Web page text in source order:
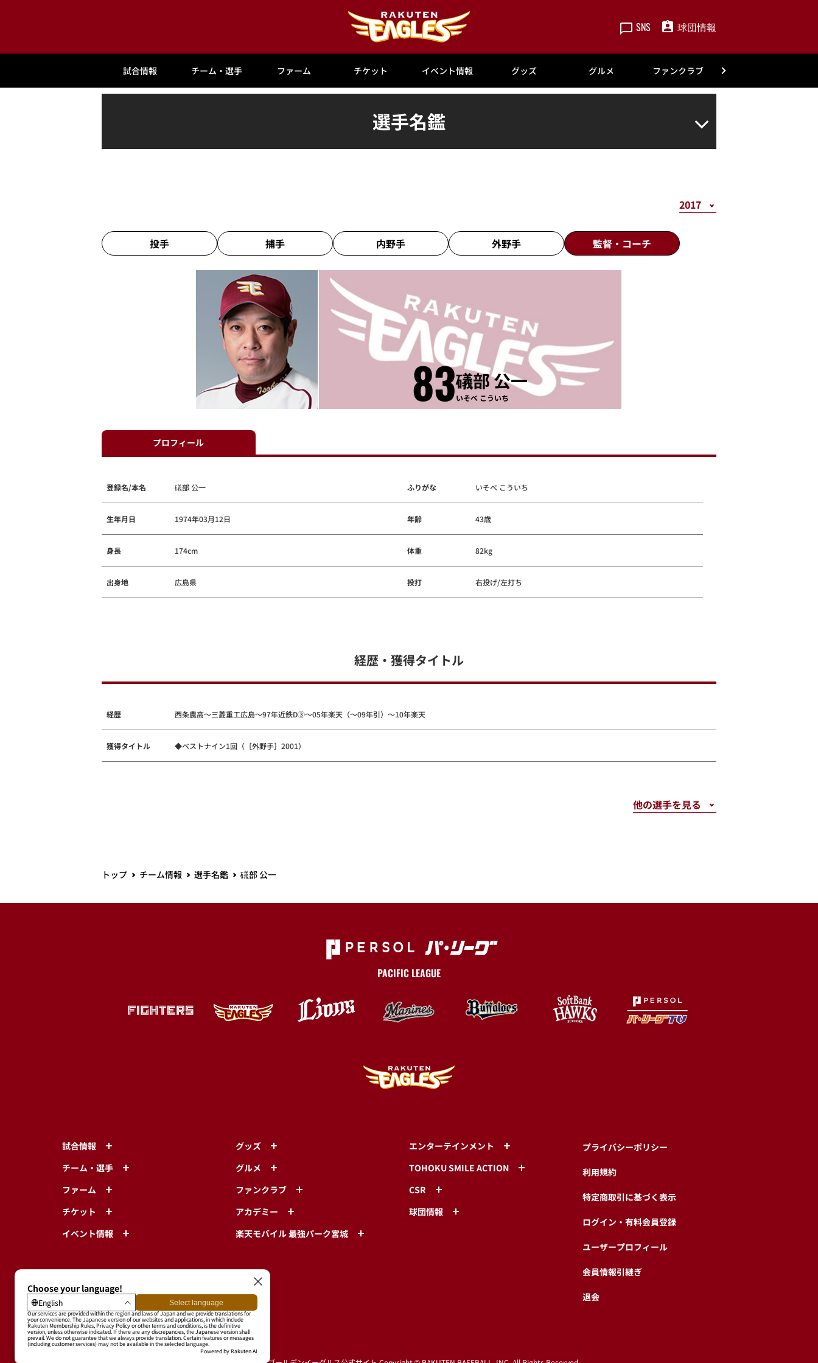
SNS 球団情報
試合情報 チーム・選手 ファーム チケット イベント情報 グッズ グルメ ファンクラブ
選手名鑑
投手 捕手 内野手 外野手 監督・ コーチ
83礒部 公一
いそべ こういち
プロフィール
登録名/本名 礒部 公一 ふりがな いそべ こういち
生年月日 1974年03月12日 年齢 43歳
身長 174cm 体重 82kg
出身地 広島県 投打 右投げ/左打ち
経歴・獲得タイトル
経歴 西条農高～三菱重工広島～97年近鉄D③～05年楽天（～09年引）～10年楽天
獲得タイトル ◆ベストナイン1回（［外野手］2001）
トップ チーム情報 選手名鑑 礒部 公一
PACIFIC LEAGUE
試合情報
チーム・選手
ファーム
チケット
イベント情報
グッズ
グルメ
ファンクラブ
アカデミー
楽天モバイル 最強パーク宮城
エンターテインメント
TOHOKU SMILE ACTION
CSR
球団情報
プライバシーポリシー
利用規約
特定商取引に基づく表示
ログイン・有料会員登録
ユーザープロフィール
会員情報引継ぎ
退会